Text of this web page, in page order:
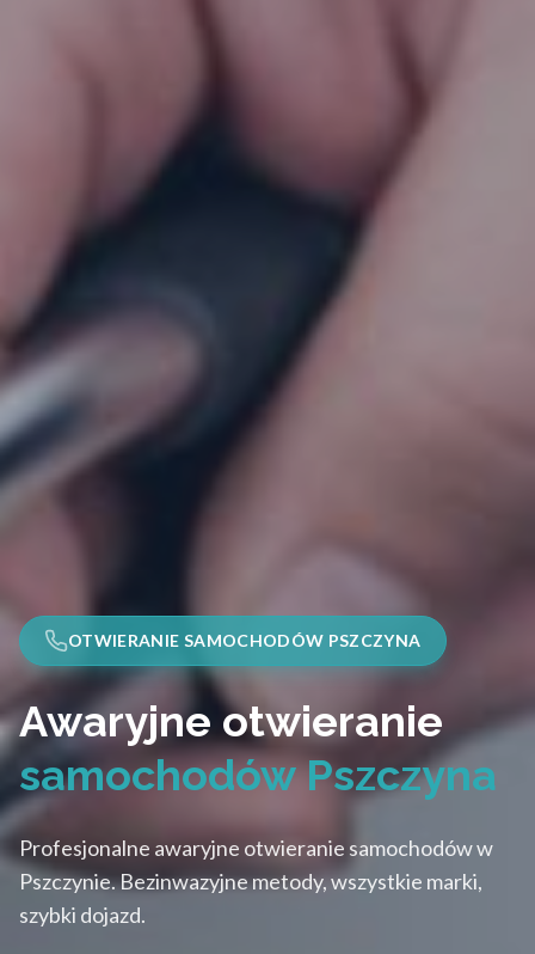
OTWIERANIE SAMOCHODÓW PSZCZYNA
Awaryjne otwieranie
samochodów Pszczyna
Profesjonalne awaryjne otwieranie samochodów w
Pszczynie. Bezinwazyjne metody, wszystkie marki,
szybki dojazd.